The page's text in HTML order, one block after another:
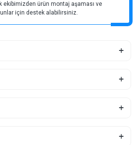
ürün montaj aşaması ve
için destek alabilirsiniz.